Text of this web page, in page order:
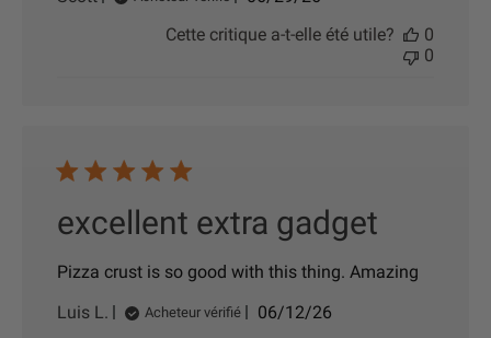
t
c
a
t
o
Cette critique a-t-elle été utile?
0
0
excellent extra gadget
Pizza crust is so good with this thing. Amazing
Luis L.
Acheteur vérifié
D
06/12/26